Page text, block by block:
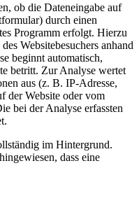
ob die Dateneingabe auf
durch einen
Programm erfolgt. Hierzu
Websitebesuchers anhand
beginnt automatisch,
betritt. Zur Analyse wertet
aus (z. B. IP-Adresse,
der Website oder vom
bei der Analyse erfassten
im Hintergrund.
dass eine